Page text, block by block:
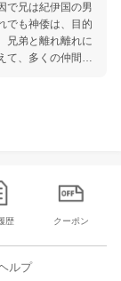
で兄は紀伊国の男
でも神倭は、目的
兄弟と離れ離れに
て、多くの仲間を
歴 クーポン
ルプ